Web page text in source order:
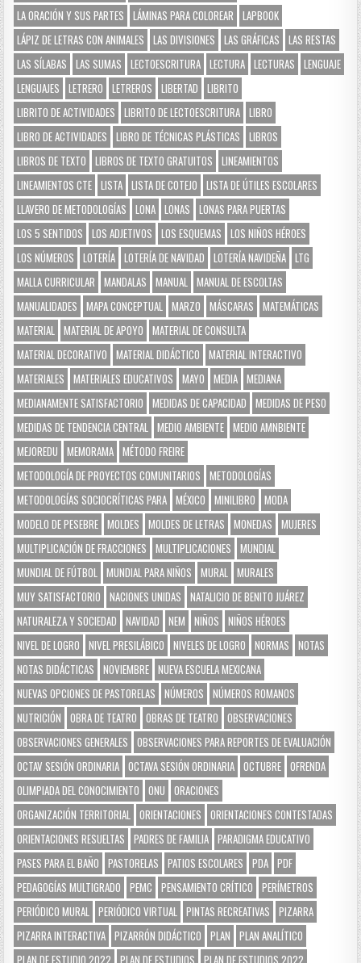
LA ORACIÓN Y SUS PARTES
LÁMINAS PARA COLOREAR
LAPBOOK
LÁPIZ DE LETRAS CON ANIMALES
LAS DIVISIONES LAS GRÁFICAS
LAS RESTAS
LAS SÍLABAS
LAS SUMAS LECTOESCRITURA LECTURA LECTURAS
LENGUAJE
LENGUAJES
LETRERO LETREROS LIBERTAD
LIBRITO
LIBRITO DE ACTIVIDADES
LIBRITO DE LECTOESCRITURA LIBRO
LIBRO DE ACTIVIDADES
LIBRO DE TÉCNICAS PLÁSTICAS
LIBROS
LIBROS DE TEXTO
LIBROS DE TEXTO GRATUITOS
LINEAMIENTOS
LINEAMIENTOS CTE LISTA LISTA DE COTEJO
LISTA DE ÚTILES ESCOLARES
LLAVERO DE METODOLOGÍAS
LONA LONAS
LONAS PARA PUERTAS
LOS 5 SENTIDOS
LOS ADJETIVOS LOS ESQUEMAS
LOS NIÑOS HÉROES
LOS NÚMEROS
LOTERÍA LOTERÍA DE NAVIDAD LOTERÍA NAVIDEÑA LTG
MALLA CURRICULAR
MANDALAS MANUAL
MANUAL DE ESCOLTAS
MANUALIDADES
MAPA CONCEPTUAL MARZO MÁSCARAS
MATEMÁTICAS
MATERIAL
MATERIAL DE APOYO
MATERIAL DE CONSULTA
MATERIAL DECORATIVO
MATERIAL DIDÁCTICO
MATERIAL INTERACTIVO
MATERIALES
MATERIALES EDUCATIVOS MAYO MEDIA MEDIANA
MEDIANAMENTE SATISFACTORIO
MEDIDAS DE CAPACIDAD
MEDIDAS DE PESO
MEDIDAS DE TENDENCIA CENTRAL
MEDIO AMBIENTE MEDIO AMNBIENTE
MEJOREDU
MEMORAMA MÉTODO FREIRE
METODOLOGÍA DE PROYECTOS COMUNITARIOS
METODOLOGÍAS
METODOLOGÍAS SOCIOCRÍTICAS PARA MÉXICO MINILIBRO
MODA
MODELO DE PESEBRE MOLDES MOLDES DE LETRAS MONEDAS
MUJERES
MULTIPLICACIÓN DE FRACCIONES
MULTIPLICACIONES
MUNDIAL
MUNDIAL DE FÚTBOL
MUNDIAL PARA NIÑOS MURAL
MURALES
MUY SATISFACTORIO
NACIONES UNIDAS
NATALICIO DE BENITO JUÁREZ
NATURALEZA Y SOCIEDAD
NAVIDAD NEM NIÑOS
NIÑOS HÉROES
NIVEL DE LOGRO
NIVEL PRESILÁBICO NIVELES DE LOGRO NORMAS
NOTAS
NOTAS DIDÁCTICAS
NOVIEMBRE NUEVA ESCUELA MEXICANA
NUEVAS OPCIONES DE PASTORELAS
NÚMEROS
NÚMEROS ROMANOS
NUTRICIÓN
OBRA DE TEATRO OBRAS DE TEATRO
OBSERVACIONES
OBSERVACIONES GENERALES
OBSERVACIONES PARA REPORTES DE EVALUACIÓN
OCTAV SESIÓN ORDINARIA OCTAVA SESIÓN ORDINARIA OCTUBRE OFRENDA
OLIMPIADA DEL CONOCIMIENTO
ONU
ORACIONES
ORGANIZACIÓN TERRITORIAL
ORIENTACIONES
ORIENTACIONES CONTESTADAS
ORIENTACIONES RESUELTAS
PADRES DE FAMILIA PARADIGMA EDUCATIVO
PASES PARA EL BAÑO
PASTORELAS PATIOS ESCOLARES PDA PDF
PEDAGOGÍAS MULTIGRADO
PEMC PENSAMIENTO CRÍTICO
PERÍMETROS
PERIÓDICO MURAL
PERIÓDICO VIRTUAL PINTAS RECREATIVAS
PIZARRA
PIZARRA INTERACTIVA PIZARRÓN DIDÁCTICO PLAN
PLAN ANALÍTICO
PLAN DE ESTUDIO 2022
PLAN DE ESTUDIOS PLAN DE ESTUDIOS 2022